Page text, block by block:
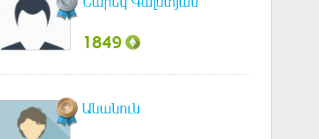
1849
Անանուն